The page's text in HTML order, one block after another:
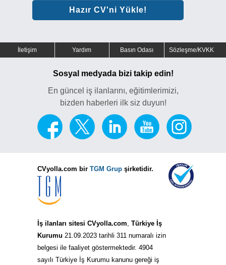
Hazır CV'ni Yükle!
İletişim Yardım Basın Odası Sözleşme/KVKK
Sosyal medyada bizi takip edin!
En güncel iş ilanlarını, eğitimlerimizi,
bizden haberleri ilk siz duyun!
CVyolla.com bir TGM Grup şirketidir.
İş ilanları sitesi CVyolla.com, Türkiye İş
Kurumu 21.09.2023 tarihli 311 numaralı izin
belgesi ile faaliyet göstermektedir. 4904
sayılı Türkiye İş Kurumu kanunu gereği iş